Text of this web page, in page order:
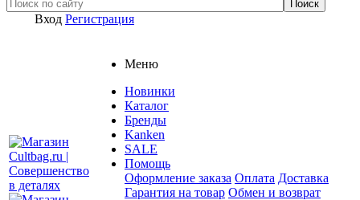
Вход Регистрация
Меню
Новинки
Каталог
Бренды
Kanken
SALE
Помощь
Оформление заказа Оплата Доставка
Гарантия на товар Обмен и возврат